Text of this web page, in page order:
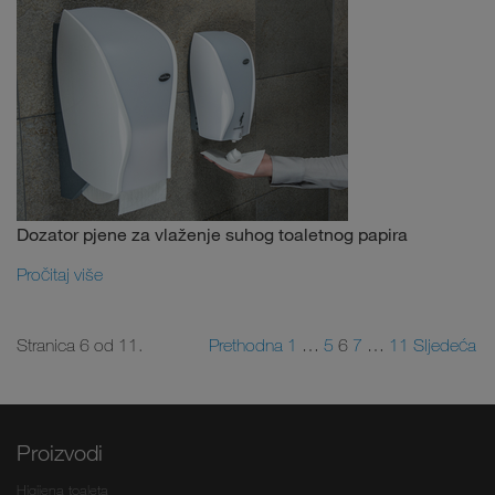
Dozator pjene za vlaženje suhog toaletnog papira
Pročitaj više
Stranica 6 od 11. Prethodna 1 … 5 6 7 … 11 Sljedeća
Proizvodi
Higijena toaleta